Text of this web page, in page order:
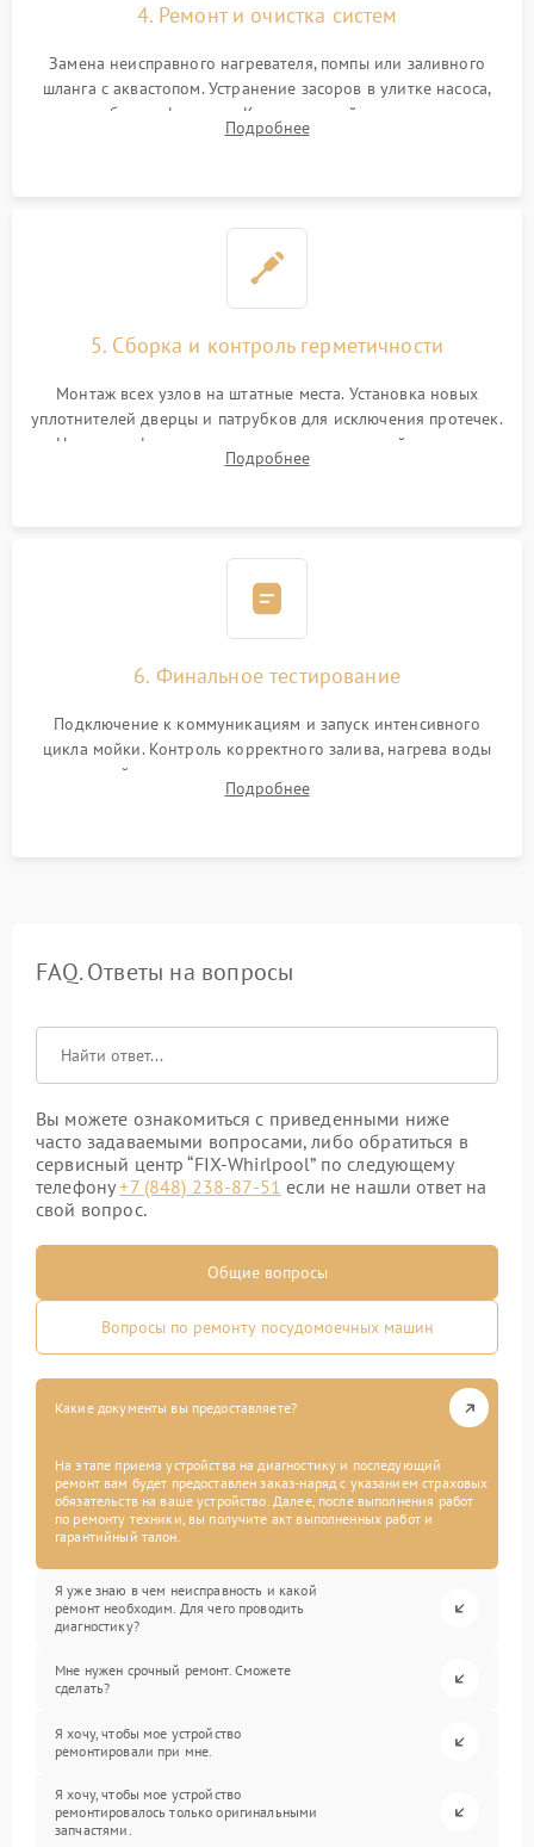
4. Ремонт и очистка систем
Замена неисправного нагревателя, помпы или заливного
шланга с аквастопом. Устранение засоров в улитке насоса,
патрубках и фильтрах. Компонентный ремонт платы
управления, восстановление поврежденной проводки.
Подробнее
5. Сборка и контроль герметичности
Монтаж всех узлов на штатные места. Установка новых
уплотнителей дверцы и патрубков для исключения протечек.
Надежная фиксация хомутов гидравлической системы,
сборка корпуса и установка датчика поплавка.
Подробнее
6. Финальное тестирование
Подключение к коммуникациям и запуск интенсивного
цикла мойки. Контроль корректного залива, нагрева воды
до нужной температуры, отсутствия посторонних шумов,
штатного слива и абсолютной сухости в поддоне.
Подробнее
FAQ. Ответы на вопросы
Вы можете ознакомиться с приведенными ниже
часто задаваемыми вопросами, либо обратиться в
сервисный центр “FIX-Whirlpool” по следующему
телефону+7 (848) 238-87-51 если не нашли ответ на
свой вопрос.
Общие вопросы
Вопросы по ремонту посудомоечных машин
Какие документы вы предоставляете?
На этапе приема устройства на диагностику и последующий
ремонт вам будет предоставлен заказ-наряд с указанием страховых
обязательств на ваше устройство. Далее, после выполнения работ
по ремонту техники, вы получите акт выполненных работ и
гарантийный талон.
Я уже знаю в чем неисправность и какой
ремонт необходим. Для чего проводить
диагностику?
Мне нужен срочный ремонт. Сможете
сделать?
Я хочу, чтобы мое устройство
ремонтировали при мне.
Я хочу, чтобы мое устройство
ремонтировалось только оригинальными
запчастями.